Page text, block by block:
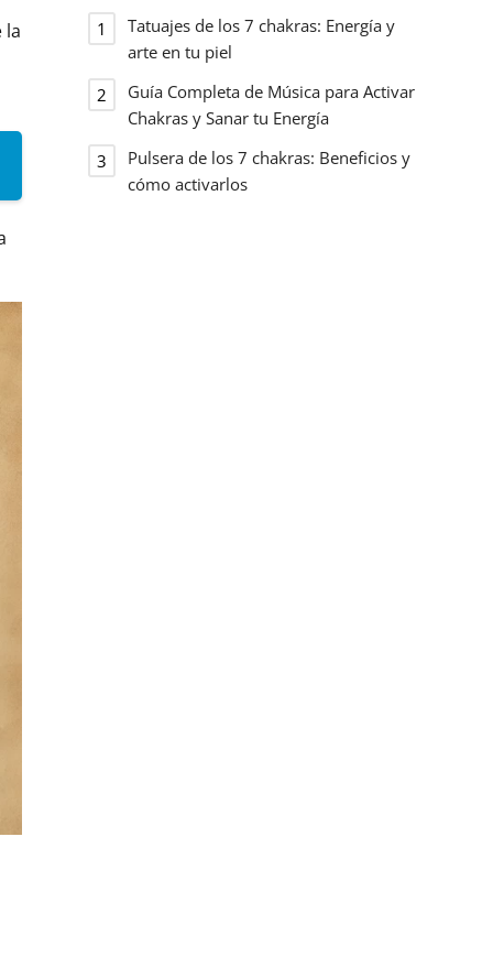
la
Tatuajes de los 7 chakras: Energía y
arte en tu piel
Guía Completa de Música para Activar
Chakras y Sanar tu Energía
Pulsera de los 7 chakras: Beneficios y
cómo activarlos